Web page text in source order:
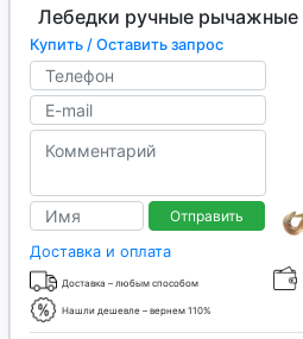
Лебедки ручные
Купить / Оставить запрос
Отправить
Доставка и оплата
Доставка – любым способом
Нашли дешевле – вернем 110%